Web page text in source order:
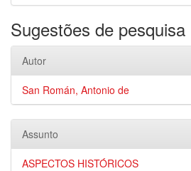
Sugestões de pesquisa
Autor
San Román, Antonio de
Assunto
ASPECTOS HISTÓRICOS